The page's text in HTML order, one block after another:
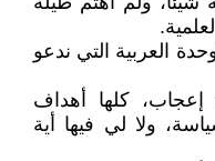
العربية التي ندعو
كلها أهداف
ولا لي فيها أية